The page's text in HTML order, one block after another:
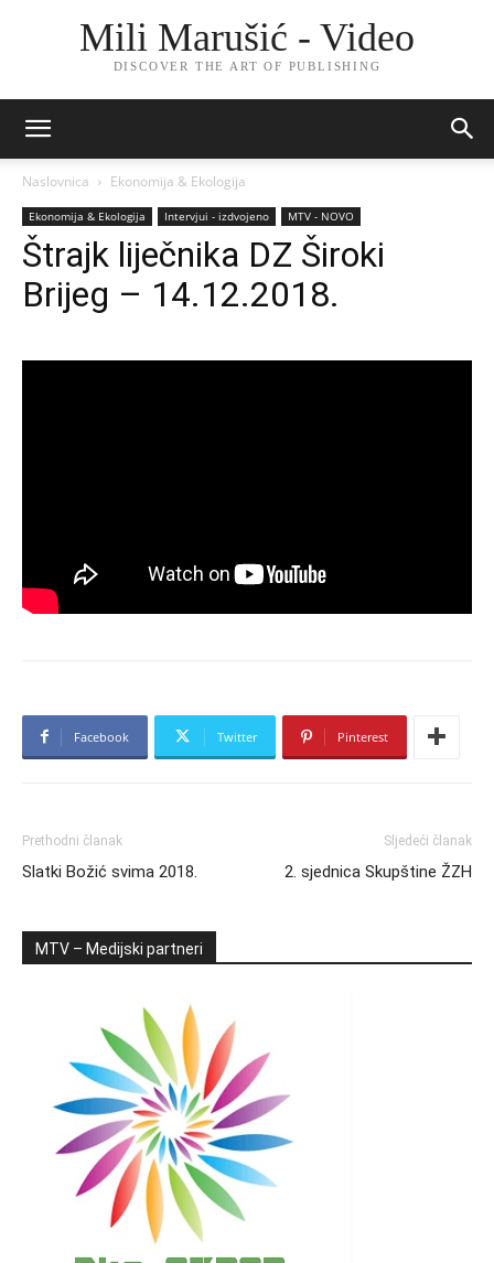
Mili Marušić - Video
DISCOVER THE ART OF PUBLISHING
Naslovnica Ekonomija & Ekologija
Ekonomija & Ekologija Intervjui - izdvojeno MTV - NOVO
Štrajk liječnika DZ Široki
Brijeg – 14.12.2018.
Facebook Twitter Pinterest
Prethodni članak
Slatki Božić svima 2018.
Sljedeći članak
2. sjednica Skupštine ŽZH
MTV – Medijski partneri